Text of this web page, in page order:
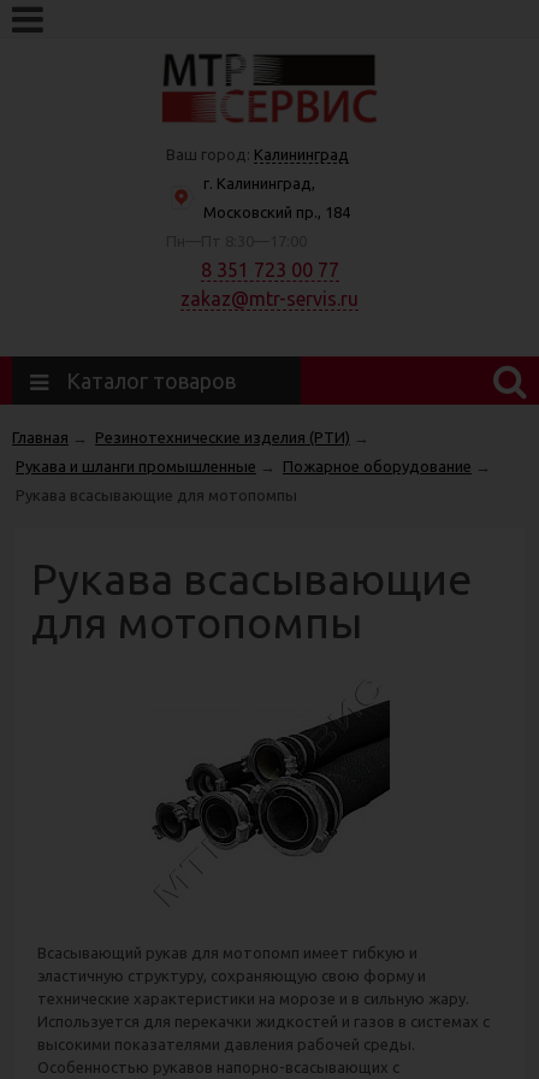
Ваш город: Калининград
г. Калининград,
Московский пр., 184
8 351 723 00 77
zakaz@mtr-servis.ru
Каталог товаров
Главная Резинотехнические изделия (РТИ)
Рукава и шланги промышленные
Пожарное оборудование
Рукава всасывающие для мотопомпы
Рукава всасывающие
для мотопомпы
Всасывающий рукав для мотопомп имеет гибкую и
эластичную структуру, сохраняющую свою форму и
технические характеристики на морозе и в сильную жару.
Используется для перекачки жидкостей и газов в системах с
высокими показателями давления рабочей среды.
Особенностью рукавов напорно-всасывающих с